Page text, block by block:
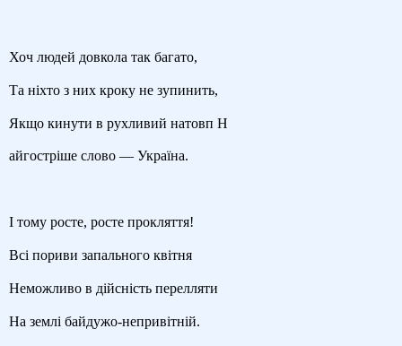
Хоч людей довкола так багато,
Та ніхто з них кроку не зупинить,
Якщо кинути в рухливий натовп Н
айгостріше слово — Україна.
І тому росте, росте прокляття!
Всі пориви запального квітня
Неможливо в дійсність перелляти
На землі байдужо-непривітній.